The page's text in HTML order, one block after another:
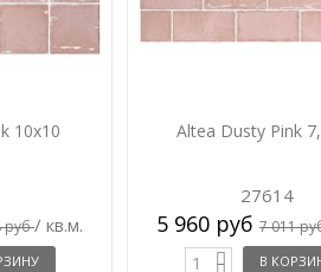
10x10
руб/ кв.м.
Altea Dusty Pink
27614
5 960 руб 7 011
В